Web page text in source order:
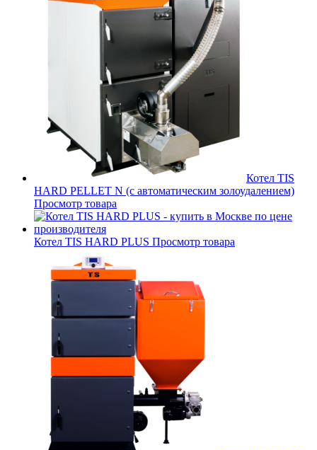
Котел TIS
HARD PELLET N (с автоматическим золоудалением)
Просмотр товара
Котел TIS HARD PLUS Просмотр товара